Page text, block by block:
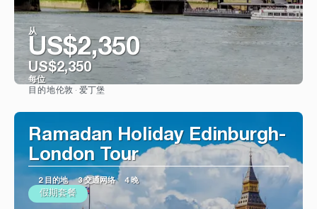
从
US$2,350
US$2,350
每位
目的地伦敦 · 爱丁堡
Ramadan Holiday Edinburgh-
London Tour
2 目的地 3 交通网络 4 晚
假期套餐